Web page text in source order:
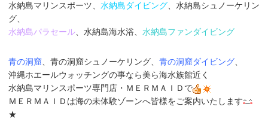
水納島マリンスポーツ、 水納島ダイビング、水納島シュノーケリン
グ、
水納島パラセール、水納島海水浴、 水納島ファンダイビング
青の洞窟、青の洞窟シュノーケリング、 青の洞窟ダイビング、
沖縄ホエールウォッチングの事なら美ら海水族館近く
水納島マリンスポーツ専門店 ・ ＭＥＲＭＡＩＤ で
ＭＥＲＭＡＩＤは海の未体験ゾーンへ皆様をご案内いたします
★